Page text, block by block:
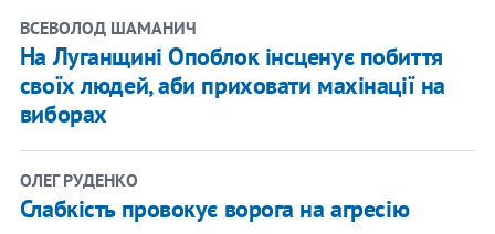
ВСЕВОЛОД ШАМАНИЧ
На Луганщині Опоблок інсценує побиття
своїх людей, аби приховати махінації на
виборах
ОЛЕГ РУДЕНКО
Слабкість провокує ворога на агресію